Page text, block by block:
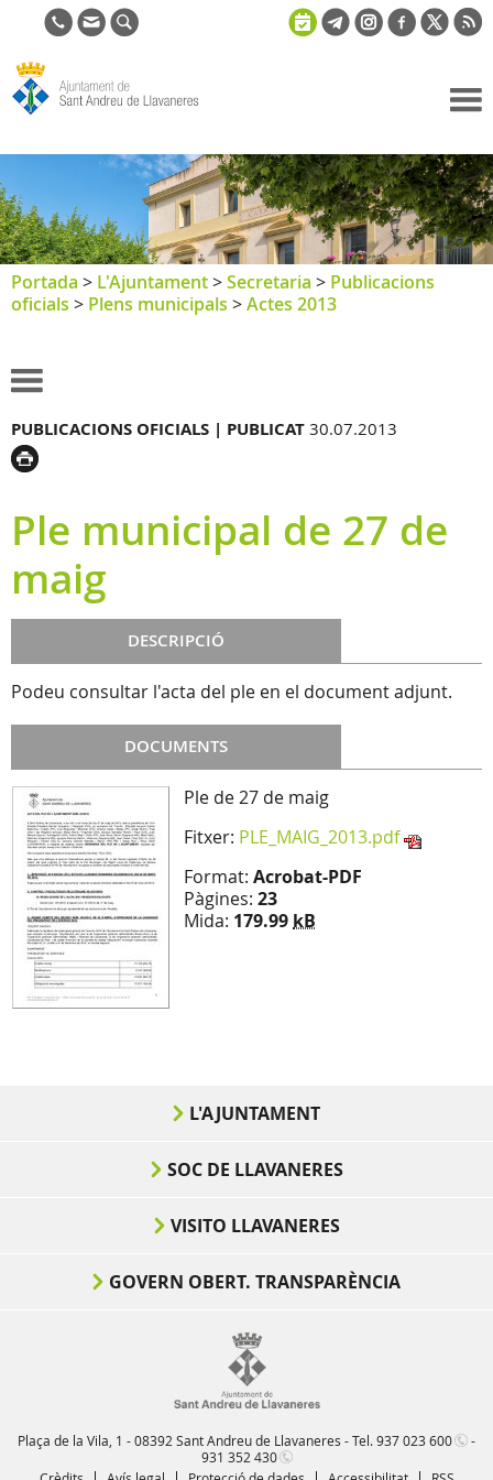
de Sant
Andreu de
Llavaneres
Portada > L'Ajuntament>Secretaria > Publicacions
oficials > Plens municipals >Actes 2013
PUBLICACIONS OFICIALS | PUBLICAT 30.07.2013
Ple municipal de 27 de
maig
DESCRIPCIÓ
Podeu consultar l'acta del ple en el document adjunt.
DOCUMENTS
Ple de 27 de maig
Fitxer: PLE_MAIG_2013.pdf
Format: Acrobat-PDF
Pàgines: 23
Mida: 179.99 kB
L'AJUNTAMENT
SOC DE LLAVANERES
VISITO LLAVANERES
GOVERN OBERT. TRANSPARÈNCIA
Plaça de la Vila, 1 - 08392 Sant Andreu de Llavaneres - Tel.937 023 600
-
931 352 430